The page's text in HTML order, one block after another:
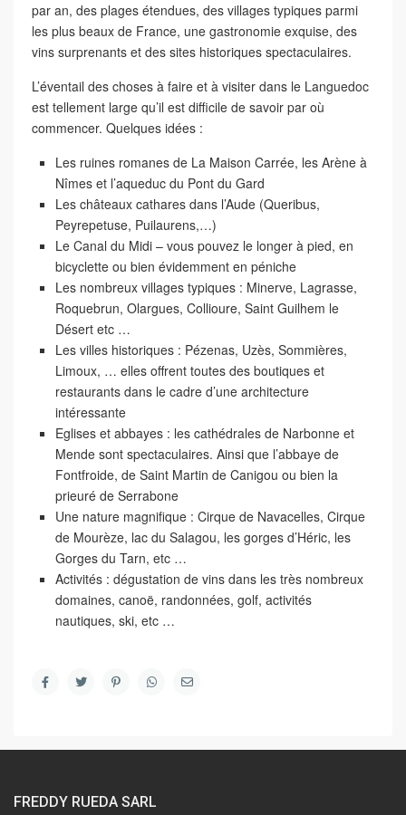
par an, des plages étendues, des villages typiques parmi
les plus beaux de France, une gastronomie exquise, des
vins surprenants et des sites historiques spectaculaires.
L’éventail des choses à faire et à visiter dans le Languedoc
est tellement large qu’il est difficile de savoir par où
commencer. Quelques idées :
Les ruines romanes de La Maison Carrée, les Arène à
Nîmes et l’aqueduc du Pont du Gard
Les châteaux cathares dans l’Aude (Queribus,
Peyrepetuse, Puilaurens,…)
Le Canal du Midi – vous pouvez le longer à pied, en
bicyclette ou bien évidemment en péniche
Les nombreux villages typiques : Minerve, Lagrasse,
Roquebrun, Olargues, Collioure, Saint Guilhem le
Désert etc …
Les villes historiques : Pézenas, Uzès, Sommières,
Limoux, … elles offrent toutes des boutiques et
restaurants dans le cadre d’une architecture
intéressante
Eglises et abbayes : les cathédrales de Narbonne et
Mende sont spectaculaires. Ainsi que l’abbaye de
Fontfroide, de Saint Martin de Canigou ou bien la
prieuré de Serrabone
Une nature magnifique : Cirque de Navacelles, Cirque
de Mourèze, lac du Salagou, les gorges d’Héric, les
Gorges du Tarn, etc …
Activités : dégustation de vins dans les très nombreux
domaines, canoë, randonnées, golf, activités
nautiques, ski, etc …
FREDDY RUEDA SARL